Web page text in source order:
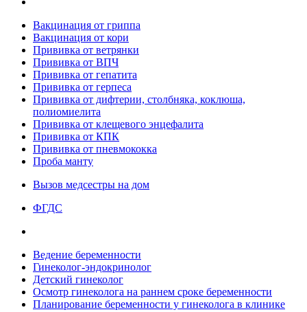
Вакцинация от гриппа
Вакцинация от кори
Прививка от ветрянки
Прививка от ВПЧ
Прививка от гепатита
Прививка от герпеса
Прививка от дифтерии, столбняка, коклюша,
полиомиелита
Прививка от клещевого энцефалита
Прививка от КПК
Прививка от пневмококка
Проба манту
Вызов медсестры на дом
ФГДС
Ведение беременности
Гинеколог-эндокринолог
Детский гинеколог
Осмотр гинеколога на раннем сроке беременности
Планирование беременности у гинеколога в клинике